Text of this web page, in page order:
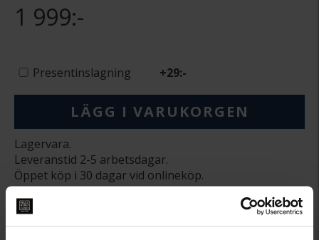
1 999:-
Presentinslagning +29:-
LÄGG I VARUKORGEN
Lagervara.
Leveranstid 2-5 arbetsdagar.
Öppet köp i 30 dagar vid onlineköp.
INFO